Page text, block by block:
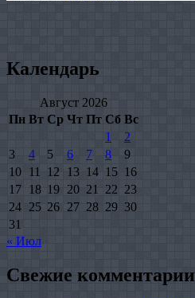
Календарь
Август 2026
Пн Вт Ср Чт Пт Сб Вс
1
2
3
4 5 6 7 8
9
10 11 12 13 14 15 16
17 18 19 20 21 22 23
24 25 26 27 28 29 30
31
« Июл
Свежие комментарии